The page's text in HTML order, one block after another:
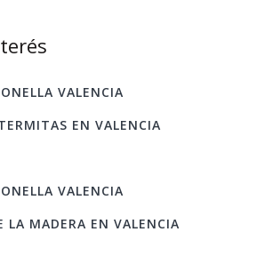
VALENCIA
EN VALENCIA
VALENCIA
MADERA EN VALENCIA